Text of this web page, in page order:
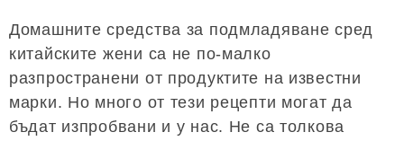
Домашните средства за подмладяване сред
китайските жени са не по-малко
разпространени от продуктите на известни
марки. Но много от тези рецепти могат да
бъдат изпробвани и у нас. Не са толкова